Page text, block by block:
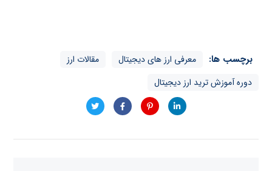
برچسب ها: معرفی ارز های دیجیتال
مقالات ارز
دوره آموزش ترید ارز دیجیتال